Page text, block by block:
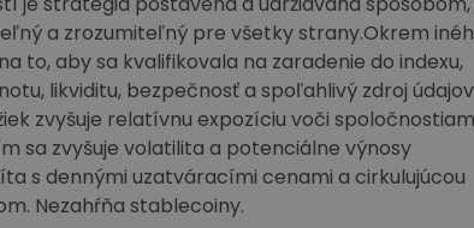
Investičný prieskumník
Nájdi svoju krypto stratégiu
a zrozumiteľný pre všetky strany.Okrem
to, aby sa kvalifikovala na zaradenie do indexu,
likviditu, bezpečnosť a spoľahlivý zdroj
zvyšuje relatívnu expozíciu voči
sa zvyšuje volatilita a potenciálne výnosy
s dennými uzatváracími cenami a cirkulujúcou
Nezahŕňa stablecoiny.